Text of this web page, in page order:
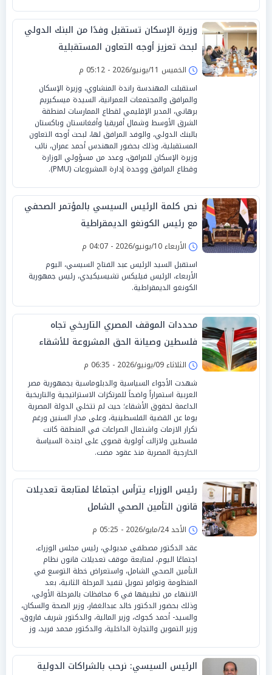
وزيرة الإسكان تستقبل وفدًا من البنك الدولي
لبحث تعزيز أوجه التعاون المستقبلية
الخميس 11/يونيو/2026 - 05:12 م
استقبلت المهندسة راندة المنشاوي، وزيرة الإسكان
والمرافق والمجتمعات العمرانية، السيدة ميسكيريم
برهاني، المدير الإقليمي لقطاع الممارسات لمنطقة
الشرق الأوسط وشمال أفريقيا وأفغانستان وباكستان
بالبنك الدولي، والوفد المرافق لها، لبحث أوجه التعاون
المستقبلية، وذلك بحضور المهندس أحمد عمران، نائب
وزيرة الإسكان للمرافق، وعدد من مسؤولي الوزارة
وقطاع المرافق ووحدة إدارة المشروعات (PMU).
نص كلمة الرئيس السيسي بالمؤتمر الصحفي
مع رئيس الكونغو الديمقراطية
الأربعاء 10/يونيو/2026 - 04:07 م
استقبل السيد الرئيس عبد الفتاح السيسي، اليوم
الأربعاء، الرئيس فيليكس تشيسيكيدي، رئيس جمهورية
الكونغو الديمقراطية.
محددات الموقف المصري التاريخي تجاه
فلسطين وصيانة الحق المشروعة للأشقاء
الثلاثاء 09/يونيو/2026 - 06:35 م
شهدت الأجواء السياسية والدبلوماسية بجمهورية مصر
العربية استمراراً واضحاً للمرتكزات الاستراتيجية والتاريخية
الداعمة لحقوق الأشقاء؛ حيث لم تتخلي الدولة المصرية
يوما عن القضية الفلسطينية، وعلى مدار السنين ورغم
تكرار الازمات واشتعال الصراعات في المنطقة كانت
فلسطين ولازالت أولوية قصوى على اجندة السياسة
الخارجية المصرية منذ عقود مضت.
رئيس الوزراء يترأس اجتماعًا لمتابعة تعديلات
قانون التأمين الصحي الشامل
الأحد 24/مايو/2026 - 05:25 م
عقد الدكتور مصطفى مدبولي، رئيس مجلس الوزراء،
اجتماعًا اليوم، لمتابعة موقف تعديلات قانون نظام
التأمين الصحي الشامل، واستعراض خطة التوسع في
المنظومة وتوافر تمويل تنفيذ المرحلة الثانية، بعد
الانتهاء من تطبيقها في 6 محافظات بالمرحلة الأولى،
وذلك بحضور الدكتور خالد عبدالغفار، وزير الصحة والسكان،
والسيد- أحمد كجوك، وزير المالية، والدكتور شريف فاروق،
وزير التموين والتجارة الداخلية، والدكتور محمد فريد، وز
الرئيس السيسي: نرحب بالشراكات الدولية